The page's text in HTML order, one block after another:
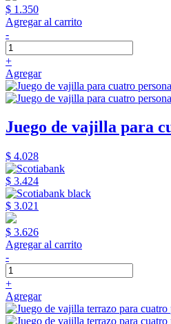
$ 1.350
Agregar al carrito
-
+
Agregar
Juego de vajilla para
$ 4.028
$ 3.424
$ 3.021
$ 3.626
Agregar al carrito
-
+
Agregar